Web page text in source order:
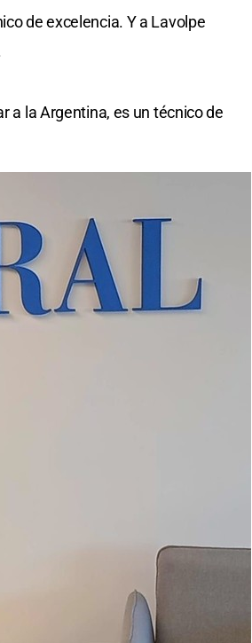
de excelencia. Y a Lavolpe
a la Argentina, es un técnico de